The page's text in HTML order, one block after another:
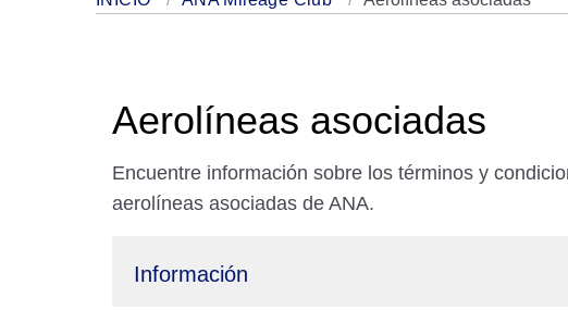
Aerolíneas asociadas
Encuentre información sobre los términos y
aerolíneas asociadas de ANA.
Información